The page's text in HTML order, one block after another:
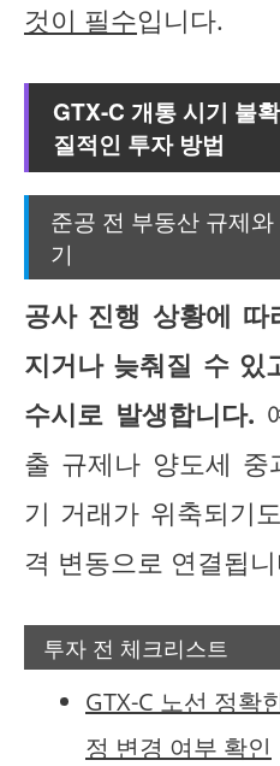
것이 필수입니다.
GTX-C 개통 시기 불
질적인 투자 방법
준공 전 부동산 규제
기
공사 진행 상황에
지거나 늦춰질 수 있
수시로 발생합니다.
출 규제나 양도세
기 거래가 위축되기
격 변동으로 연결됩
투자 전 체크리스트
GTX-C 노선 정확
정 변경 여부 확인